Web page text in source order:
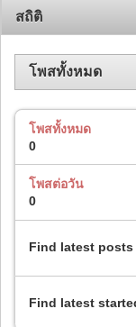
สถิติ
โพสทั้งหมด
โพสทั้งหมด
0
โพสต่อวัน
0
Find latest posts
Find latest